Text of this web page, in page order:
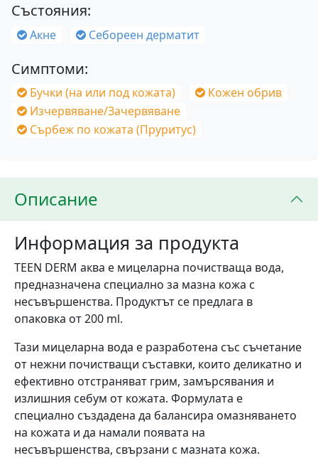
Състояния:
Акне Себореен дерматит
Симптоми:
Бучки (на или под кожата)
Кожен обрив
Изчервяване/Зачервяване
Сърбеж по кожата (Пруритус)
Описание
Информация за продукта
TEEN DERM аква е мицеларна почистваща вода,
предназначена специално за мазна кожа с
несъвършенства. Продуктът се предлага в
опаковка от 200 ml.
Тази мицеларна вода е разработена със съчетание
от нежни почистващи съставки, които деликатно и
ефективно отстраняват грим, замърсявания и
излишния себум от кожата. Формулата е
специално създадена да балансира омазняването
на кожата и да намали появата на
несъвършенства, свързани с мазната кожа.